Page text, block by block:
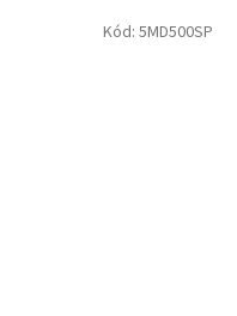
Kód: 5MD500SP